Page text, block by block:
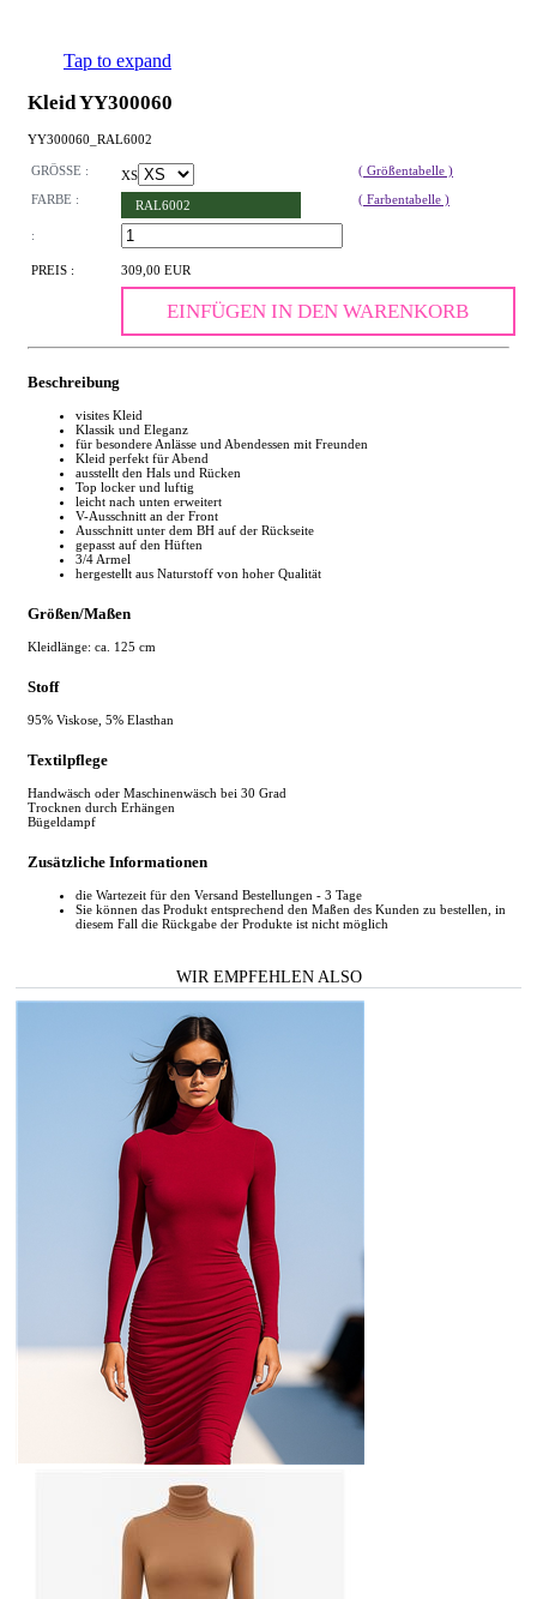
Tap to expand
Kleid YY300060
YY300060_RAL6002
GRÖSSE : XS
( Größentabelle )
FARBE :
RAL6002 ( Farbentabelle )
:
PREIS : 309,00 EUR
EINFÜGEN IN DEN WARENKORB
Beschreibung
visites Kleid
Klassik und Eleganz
für besondere Anlässe und Abendessen mit Freunden
Kleid perfekt für Abend
ausstellt den Hals und Rücken
Top locker und luftig
leicht nach unten erweitert
V-Ausschnitt an der Front
Ausschnitt unter dem BH auf der Rückseite
gepasst auf den Hüften
3/4 Armel
hergestellt aus Naturstoff von hoher Qualität
Größen/Maßen
Kleidlänge: ca. 125 cm
Stoff
95% Viskose, 5% Elasthan
Textilpflege
Handwäsch oder Maschinenwäsch bei 30 Grad
Trocknen durch Erhängen
Bügeldampf
Zusätzliche Informationen
die Wartezeit für den Versand Bestellungen - 3 Tage
Sie können das Produkt entsprechend den Maßen des Kunden zu bestellen, in
diesem Fall die Rückgabe der Produkte ist nicht möglich
WIR EMPFEHLEN ALSO